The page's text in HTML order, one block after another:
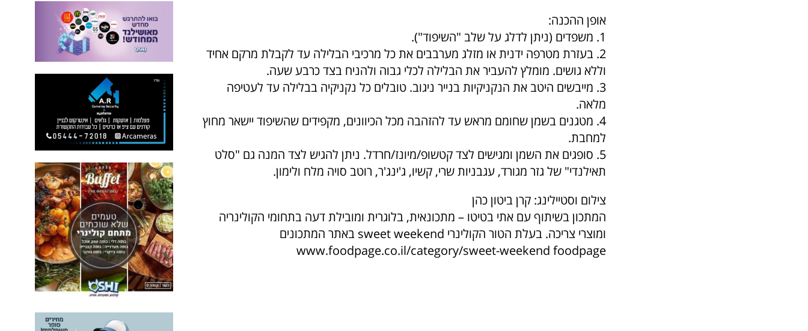
אופן ההכנה:
1. משפדים (ניתן לדלג על שלב "השיפוד").
2. בעזרת מטרפה ידנית או מזלג מערבבים את כל מרכיבי הבלילה עד לקבלת מרקם אחיד
וללא גושים. מומלץ להעביר את הבלילה לכלי גבוה ולהניח בצד כרבע שעה.
3. מייבשים היטב את הנקניקיות בנייר ניגוב. טובלים כל נקניקיה בבלילה עד לעטיפה
מלאה.
4. מטגנים בשמן שחומם מראש עד להזהבה מכל הכיוונים, מקפידים שהשיפוד יישאר מחוץ
למחבת.
5. סופגים את השמן ומגישים לצד קטשופ/מיונז/חרדל. ניתן להגיש לצד המנה גם "סלט
תאילנדי" של גזר מגורד, עגבניות שרי, קשיו, ג'ינג'ר, רוטב סויה מלח ולימון.
צילום וסטיילינג: קרן ביטון כהן
המתכון בשיתוף עם אתי בטיטו – מתכונאית, בלוגרית ומובילת דעה בתחומי הקולינריה
ומוצרי צריכה. בעלת הטור הקולינרי sweet weekend באתר המתכונים
www.foodpage.co.il/category/sweet-weekend foodpage